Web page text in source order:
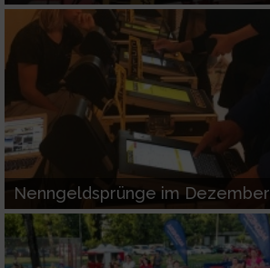
Nenngeldsprünge im Dezember